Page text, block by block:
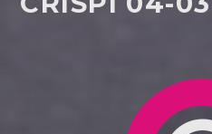
CERCA NEL